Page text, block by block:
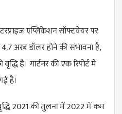
एप्लिकेशन सॉफ्टवेयर पर
अरब डॉलर होने की संभावना है,
है। गार्टनर की एक रिपोर्ट में
है।
2021 की तुलना में 2022 में कम